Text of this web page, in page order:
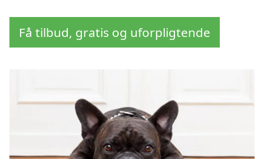
Få tilbud, gratis og uforpligtende